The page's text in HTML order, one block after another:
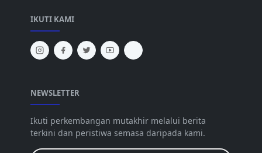
IKUTI KAMI
NEWSLETTER
Ikuti perkembangan mutakhir melalui berita
terkini dan peristiwa semasa daripada kami.